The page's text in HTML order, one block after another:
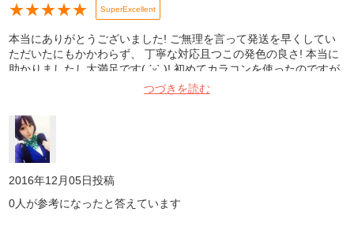
★★★★★ SuperExcellent
本当にありがとうございました! ご無理を言って発送を早くしてい
ただいたにもかかわらず、 丁寧な対応且つこの発色の良さ! 本当に
助かりましたし大満足です( ˊᵕˋ )! 初めてカラコンを使ったのですが
着け心地も悪くなく、とにかく発色がよくて 周りの人達も驚いてい
ました(笑) 本当にありがとうございました!
つづきを読む
2016年12月05日投稿
0人が参考になったと答えています